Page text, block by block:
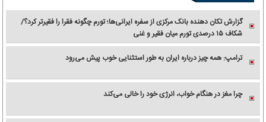
گزارش تکان‌ دهنده بانک مرکزی از سفره ایرانی‌ها؛ تورم چگونه فقرا را فقیرتر کرد؟/
شکاف ۱۵ درصدی تورم میان فقیر و غنی
ترامپ: همه چیز درباره ایران به طور استثنایی خوب پیش می‌رود
چرا مغز در هنگام خواب، انرژی خود را خالی می‌کند